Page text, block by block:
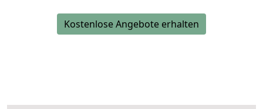
Kostenlose Angebote erhalten